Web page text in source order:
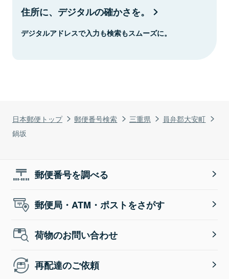
日本郵便トップ 郵便番号検索 三重県
員弁郡大安町
鍋坂
住所に、デジタルの確かさを。
デジタルアドレスで入力も検索もスムーズに。
郵便番号を調べる
郵便局・ATM・ポストをさがす
荷物のお問い合わせ
再配達のご依頼